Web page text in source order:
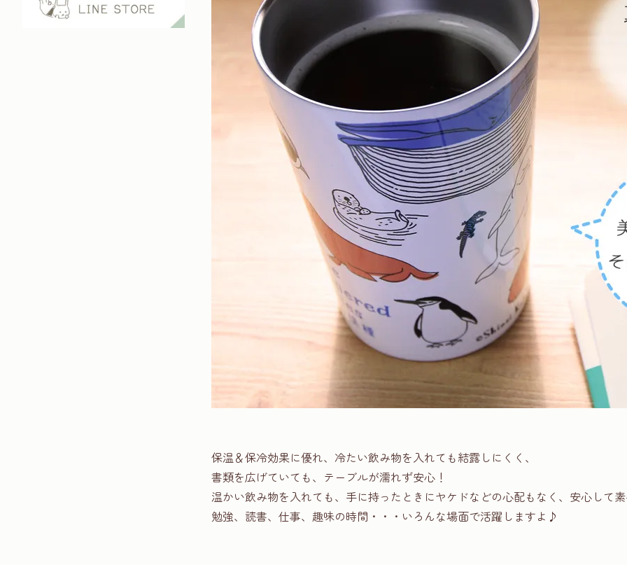
保温＆保冷効果に優れ、冷たい飲み物を入れても結露しにくく、
書類を広げていても、テーブルが濡れず安心！
温かい飲み物を入れても、手に持ったときにヤケドなどの心配もなく、安心して
勉強、読書、仕事、趣味の時間・・・いろんな場面で活躍しますよ♪